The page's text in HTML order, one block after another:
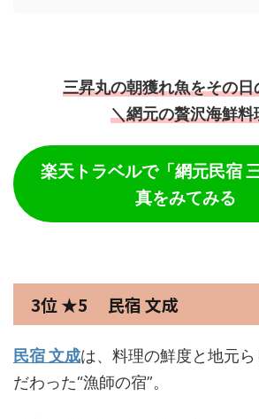
三昇丸の朝獲れ魚をその日
＼網元の贅沢海鮮料
楽天トラベルで「網元民宿
真をみてみる
3位 ★5 民宿 文成
民宿 文成は、料理の鮮度と地元
だわった“漁師の宿”。